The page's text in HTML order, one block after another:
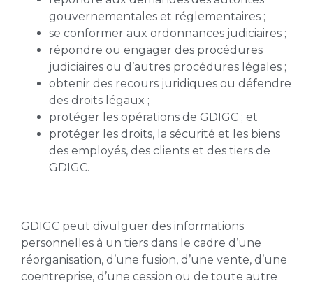
gouvernementales et réglementaires ;
se conformer aux ordonnances judiciaires ;
répondre ou engager des procédures
judiciaires ou d’autres procédures légales ;
obtenir des recours juridiques ou défendre
des droits légaux ;
protéger les opérations de GDIGC ; et
protéger les droits, la sécurité et les biens
des employés, des clients et des tiers de
GDIGC.
GDIGC peut divulguer des informations
personnelles à un tiers dans le cadre d’une
réorganisation, d’une fusion, d’une vente, d’une
coentreprise, d’une cession ou de toute autre